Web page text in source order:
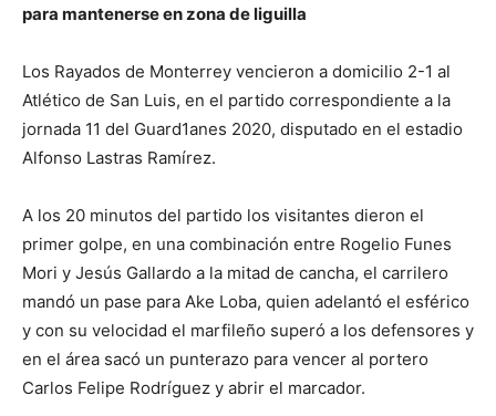
para mantenerse en zona de liguilla
Los Rayados de Monterrey vencieron a domicilio 2-1 al
Atlético de San Luis, en el partido correspondiente a la
jornada 11 del Guard1anes 2020, disputado en el estadio
Alfonso Lastras Ramírez.
A los 20 minutos del partido los visitantes dieron el
primer golpe, en una combinación entre Rogelio Funes
Mori y Jesús Gallardo a la mitad de cancha, el carrilero
mandó un pase para Ake Loba, quien adelantó el esférico
y con su velocidad el marfileño superó a los defensores y
en el área sacó un punterazo para vencer al portero
Carlos Felipe Rodríguez y abrir el marcador.